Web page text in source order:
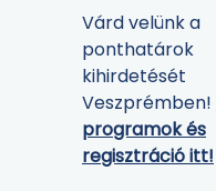
Várd velünk a
ponthatárok
kihirdetését
Veszprémben!
programok és
regisztráció itt!